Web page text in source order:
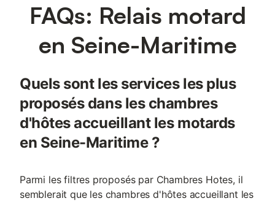
FAQs: Relais motard
en Seine-Maritime
Quels sont les services les plus
proposés dans les chambres
d'hôtes accueillant les motards
en Seine-Maritime ?
Parmi les filtres proposés par Chambres Hotes, il
semblerait que les chambres d'hôtes accueillant les